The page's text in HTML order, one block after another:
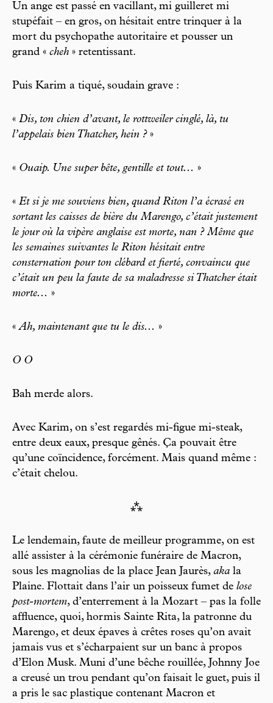
Un ange est passé en vacillant, mi guilleret mi
stupéfait – en gros, on hésitait entre trinquer à la
mort du psychopathe autoritaire et pousser un
grand « cheh » retentissant.
Puis Karim a tiqué, soudain grave :
« Dis, ton chien d’avant, le rottweiler cinglé, là, tu
l’appelais bien Thatcher, hein ?»
« Ouaip. Une super bête, gentille et tout... »
« Et si je me souviens bien, quand Riton l’a écrasé en
sortant les caisses de bière du Marengo, c’était justement
le jour où la vipère anglaise est morte, nan ? Même que
les semaines suivantes le Riton hésitait entre
consternation pour ton clébard et fierté, convaincu que
c’était un peu la faute de sa maladresse si Thatcher était
morte... »
«Ah, maintenant que tu le dis... »
O O
Bah merde alors.
Avec Karim, on s’est regardés mi-figue mi-steak,
entre deux eaux, presque gênés. Ça pouvait être
qu’une coïncidence, forcément. Mais quand même :
c’était chelou.
⁂
Le lendemain, faute de meilleur programme, on est
allé assister à la cérémonie funéraire de Macron,
sous les magnolias de la place Jean Jaurès, aka la
Plaine. Flottait dans l’air un poisseux fumet de lose
post-mortem, d’enterrement à la Mozart – pas la folle
affluence, quoi, hormis Sainte Rita, la patronne du
Marengo, et deux épaves à crêtes roses qu’on avait
jamais vus et s’écharpaient sur un banc à propos
d’Elon Musk. Muni d’une bêche rouillée, Johnny Joe
a creusé un trou pendant qu’on faisait le guet, puis il
a pris le sac plastique contenant Macron et